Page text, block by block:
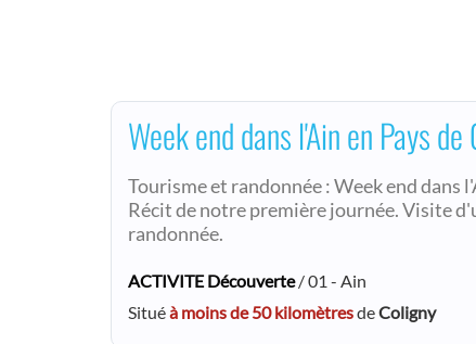
Week end dans l'Ain en Pays de
Tourisme et randonnée : Week end dans
Récit de notre première journée. Visite
randonnée.
ACTIVITE Découverte/ 01 - Ain
Situéà moins de 50 kilomètresdeColigny